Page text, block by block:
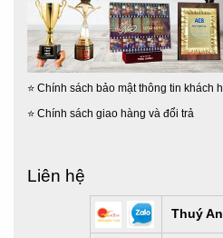
⭐ Chính sách bảo mật thông tin khách
⭐ Chính sách giao hàng và đổi trả
Liên hệ
Thuý An